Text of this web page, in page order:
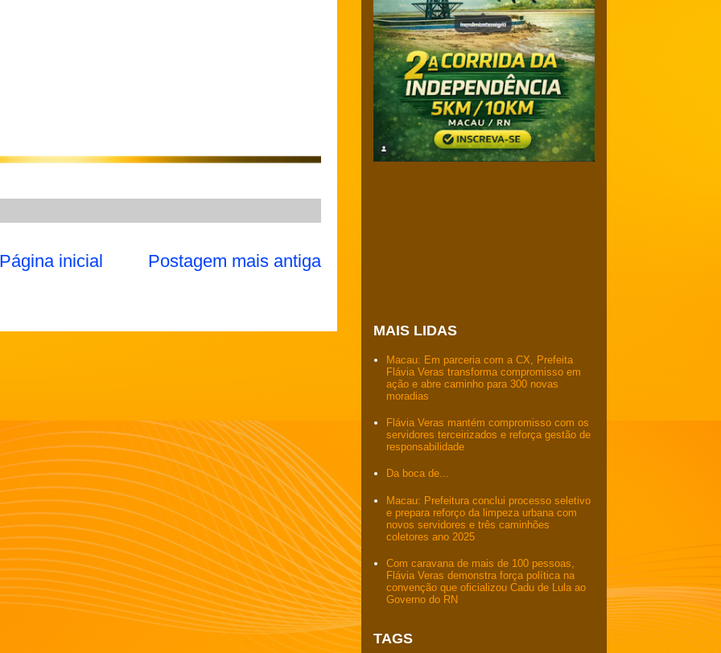
Postagem mais antiga
Página inicial
MAIS LIDAS
Macau: Em parceria com a CX, Prefeita
Flávia Veras transforma compromisso em
ação e abre caminho para 300 novas
moradias
Flávia Veras mantém compromisso com os
servidores terceirizados e reforça gestão de
responsabilidade
Da boca de...
Macau: Prefeitura conclui processo seletivo
e prepara reforço da limpeza urbana com
novos servidores e três caminhões
coletores ano 2025
Com caravana de mais de 100 pessoas,
Flávia Veras demonstra força política na
convenção que oficializou Cadu de Lula ao
Governo do RN
TAGS